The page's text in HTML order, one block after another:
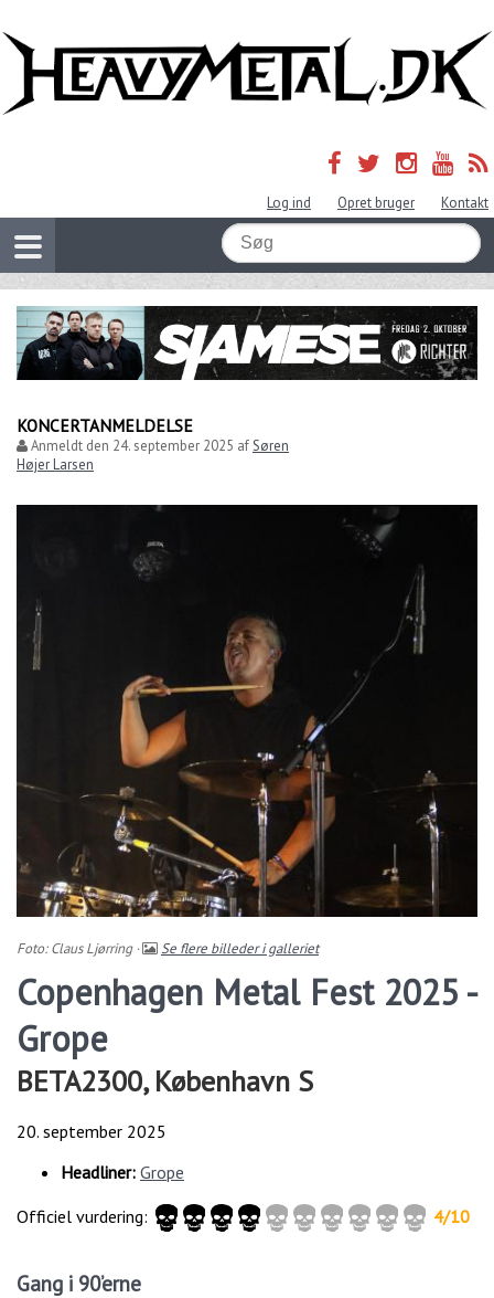
Log ind Opret bruger Kontakt
KONCERTANMELDELSE
Anmeldt den 24. september 2025 afSøren
Højer Larsen
Foto: Claus Ljørring · Se flere billeder i galleriet
Copenhagen Metal Fest 2025 -
Grope
BETA2300, København S
20. september 2025
Headliner: Grope
Officiel vurdering:
4/10
Gang i 90’erne